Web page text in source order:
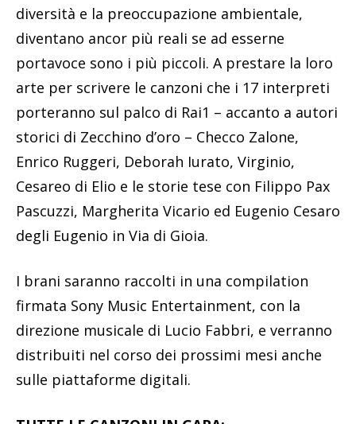
diversità e la preoccupazione ambientale,
diventano ancor più reali se ad esserne
portavoce sono i più piccoli. A prestare la loro
arte per scrivere le canzoni che i 17 interpreti
porteranno sul palco di Rai1 – accanto a autori
storici di Zecchino d’oro – Checco Zalone,
Enrico Ruggeri, Deborah Iurato, Virginio,
Cesareo di Elio e le storie tese con Filippo Pax
Pascuzzi, Margherita Vicario ed Eugenio Cesaro
degli Eugenio in Via di Gioia.
I brani saranno raccolti in una compilation
firmata Sony Music Entertainment, con la
direzione musicale di Lucio Fabbri, e verranno
distribuiti nel corso dei prossimi mesi anche
sulle piattaforme digitali.